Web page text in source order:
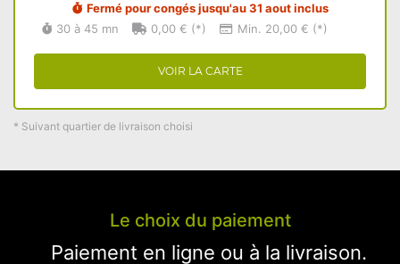
Fermé pour congés jusqu'au 31 aout inclus
30 à 45 mn
0,00 € (*) Min. 20,00 € (*)
VOIR LA CARTE
* Suivant quartier de livraison choisi
Le choix du paiement
Paiement en ligne ou à la livraison.